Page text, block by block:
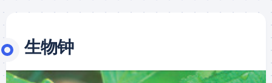
生物钟